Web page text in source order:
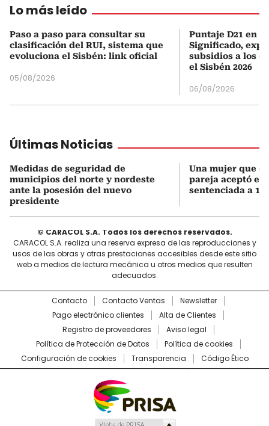
Lo más leído
Paso a paso para consultar su
clasificación del RUI, sistema que
evoluciona el Sisbén: link oficial
05/08/2026
Puntaje D21 en
Significado,
subsidios a los
el Sisbén 2026
06/08/2026
Últimas Noticias
Medidas de seguridad de
municipios del norte y nordeste
ante la posesión del nuevo
presidente
Una mujer que
pareja aceptó el
sentenciada a 18
© CARACOL S.A. Todos los derechos reservados.
CARACOL S.A. realiza una reserva expresa de las reproducciones y
usos de las obras y otras prestaciones accesibles desde este sitio
web a medios de lectura mecánica u otros medios que resulten
adecuados.
Contacto Contacto Ventas
Newsletter
Pago electrónico clientes
Alta de Clientes
Registro de proveedores
Aviso legal
Política de Protección de Datos
Política de cookies
Configuración de cookies
Transparencia Código Ético